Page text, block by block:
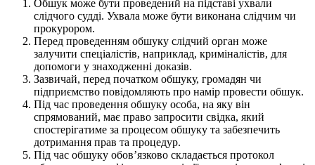
Обшук може бути проведений на підставі ухвали
слідчого судді. Ухвала може бути виконана слідчим чи
прокурором.
Перед проведенням обшуку слідчий орган може
залучити спеціалістів, наприклад, криміналістів, для
допомоги у знаходженні доказів.
Зазвичай, перед початком обшуку, громадян чи
підприємство повідомляють про намір провести обшук.
Під час проведення обшуку особа, на яку він
спрямований, має право запросити свідка, який
спостерігатиме за процесом обшуку та забезпечить
дотримання прав та процедур.
Під час обшуку обов’язково складається протокол